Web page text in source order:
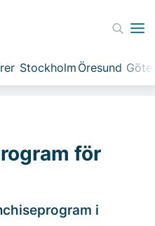
Stockholm Öresund
för
i